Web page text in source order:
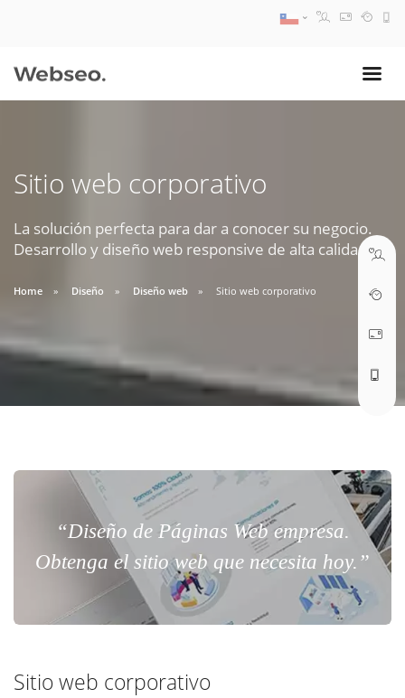
Sitio web corporativo
La solución perfecta para dar a conocer su negocio.
Desarrollo y diseño web responsive de alta calidad.
Home Diseño Diseño web Sitio web corporativo
“Diseño de Páginas Web empresa.
Obtenga el sitio web que necesita hoy.”
Sitio web corporativo
09:30 AM A 18:30 PM
soporte@webseo.cl